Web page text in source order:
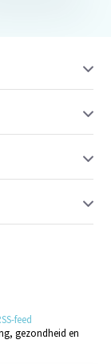
feed
gezondheid en